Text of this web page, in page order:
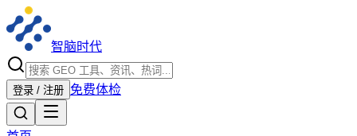
智脑时代
登录 / 注册 免费体检